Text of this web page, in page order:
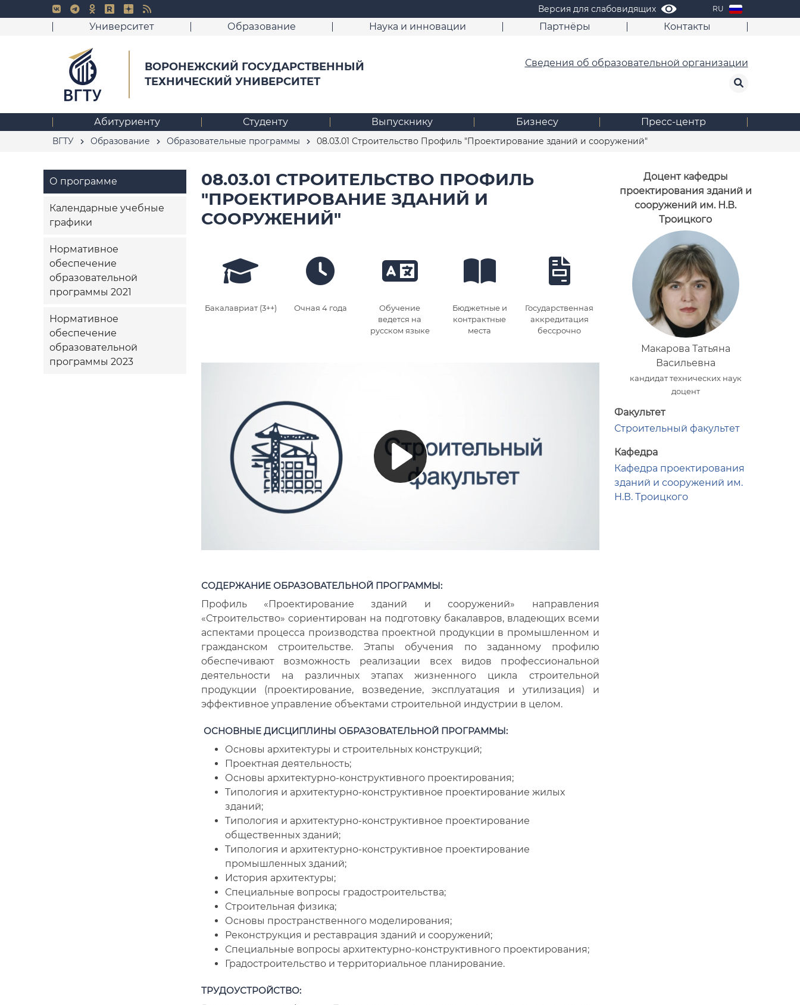
Версия для слабовидящих RU
Университет Образование Наука и инновации Партнёры Контакты
ВОРОНЕЖСКИЙ ГОСУДАРСТВЕННЫЙ
ТЕХНИЧЕСКИЙ УНИВЕРСИТЕТ
Сведения об образовательной организации
Абитуриенту Студенту Выпускнику Бизнесу Пресс-центр
ВГТУ Образование Образовательные программы 08.03.01 Строительство Профиль "Проектирование зданий и сооружений"
О программе
Календарные учебные
графики
Нормативное
обеспечение
образовательной
программы 2021
Нормативное
обеспечение
образовательной
программы 2023
Доцент кафедры
проектирования зданий и
сооружений им. Н.В.
Троицкого
Макарова Татьяна
Васильевна
кандидат технических наук
доцент
Факультет
Строительный факультет
Кафедра
Кафедра проектирования
зданий и сооружений им.
Н.В. Троицкого
08.03.01 СТРОИТЕЛЬСТВО ПРОФИЛЬ
"ПРОЕКТИРОВАНИЕ ЗДАНИЙ И
СООРУЖЕНИЙ"
Бакалавриат (3++) Очная 4 года
Обучение
ведется на
русском языке
Бюджетные и
контрактные
места
Государственная
аккредитация
бессрочно
СОДЕРЖАНИЕ ОБРАЗОВАТЕЛЬНОЙ ПРОГРАММЫ:
Профиль «Проектирование зданий и сооружений» направления
«Строительство» сориентирован на подготовку бакалавров, владеющих всеми
аспектами процесса производства проектной продукции в промышленном и
гражданском строительстве. Этапы обучения по заданному профилю
обеспечивают возможность реализации всех видов профессиональной
деятельности на различных этапах жизненного цикла строительной
продукции (проектирование, возведение, эксплуатация и утилизация) и
эффективное управление объектами строительной индустрии в целом.
ОСНОВНЫЕ ДИСЦИПЛИНЫ ОБРАЗОВАТЕЛЬНОЙ ПРОГРАММЫ:
Основы архитектуры и строительных конструкций;
Проектная деятельность;
Основы архитектурно-конструктивного проектирования;
Типология и архитектурно-конструктивное проектирование жилых
зданий;
Типология и архитектурно-конструктивное проектирование
общественных зданий;
Типология и архитектурно-конструктивное проектирование
промышленных зданий;
История архитектуры;
Специальные вопросы градостроительства;
Строительная физика;
Основы пространственного моделирования;
Реконструкция и реставрация зданий и сооружений;
Специальные вопросы архитектурно-конструктивного проектирования;
Градостроительство и территориальное планирование.
ТРУДОУСТРОЙСТВО: